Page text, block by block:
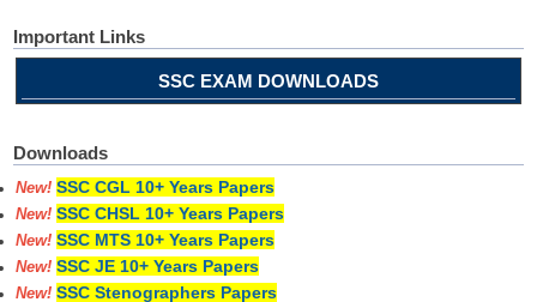
Important Links
SSC EXAM DOWNLOADS
Downloads
New! SSC CGL 10+ Years Papers
New! SSC CHSL 10+ Years Papers
New! SSC MTS 10+ Years Papers
New! SSC JE 10+ Years Papers
New! SSC Stenographers Papers